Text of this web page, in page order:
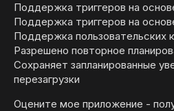
Поддержка триггеров на
Поддержка триггеров на
Поддержка пользовательских
Разрешено повторное
Сохраняет запланированные
перезагрузки
Оцените мое приложение -